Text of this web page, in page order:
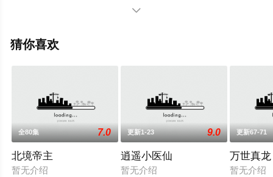
演绎的中国大陆电视剧，手机免费观看高清未删减完整版
电视剧、电视猫或剧情网等平台了解。

猜你喜欢
全80集 7.0
北境帝主
暂无介绍
更新1-23 9.0
逍遥小医仙
暂无介绍
更新67-71
万世真龙
暂无介绍